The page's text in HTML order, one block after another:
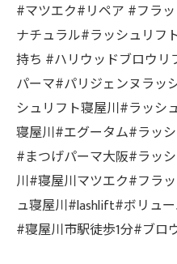
#マツエク#リペア #フラ
ナチュラル#ラッシュリ
持ち #ハリウッドブロウ
パーマ#パリジェンヌラッ
シュリフト寝屋川#ラッシ
寝屋川#エグータム#ラッ
#まつげパーマ大阪#ラッ
川#寝屋川マツエク#フラ
ュ寝屋川#lashlift#ボリュ
#寝屋川市駅徒歩1分#ブロ